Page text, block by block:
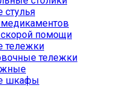
стулья
помощи
тележки
тележки
шкафы